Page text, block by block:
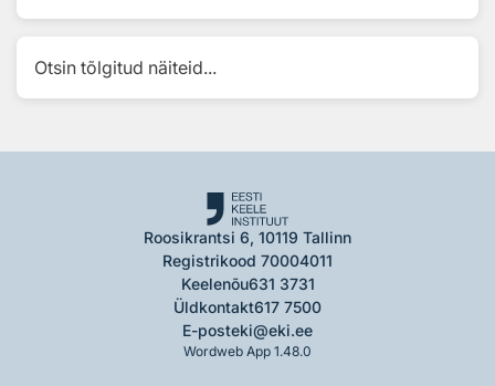
Otsin tõlgitud näiteid...
Roosikrantsi 6, 10119 Tallinn
Registrikood 70004011
Keelenõu631 3731
Üldkontakt617 7500
E-posteki@eki.ee
Wordweb App 1.48.0